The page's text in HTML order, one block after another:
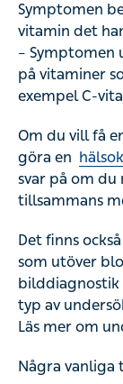
Symptomen
vitamin det
– Symptomen
på vitaminer
exempel C-
Om du vill få
göra en
svar på om
tillsammans
Det finns
som utöver
bilddiagnostik
typ av
Läs mer om
Några vanliga